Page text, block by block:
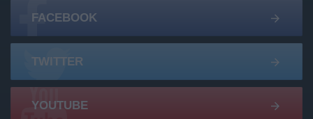
FACEBOOK
TWITTER
YOUTUBE